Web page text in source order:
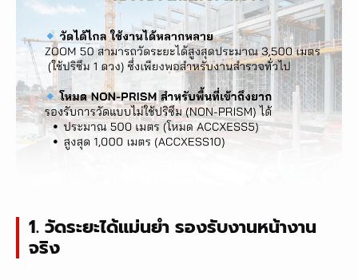
1. วัดระยะได้แม่นยำ รองรับงานหน้างาน
จริง